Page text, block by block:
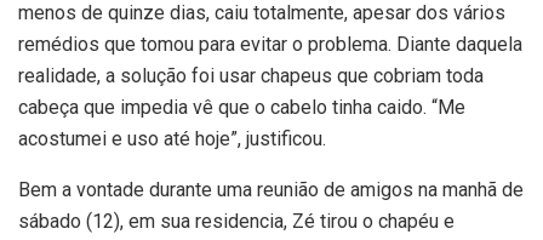
menos de quinze dias, caiu totalmente, apesar dos vários
remédios que tomou para evitar o problema. Diante daquela
realidade, a solução foi usar chapeus que cobriam toda
cabeça que impedia vê que o cabelo tinha caido. “Me
acostumei e uso até hoje”, justificou.
Bem a vontade durante uma reunião de amigos na manhã de
sábado (12), em sua residencia, Zé tirou o chapéu e